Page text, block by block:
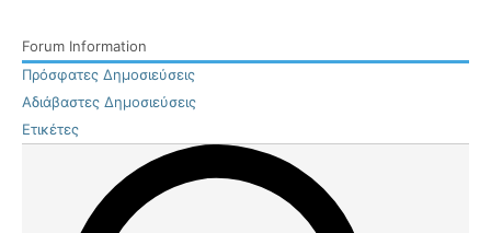
Forum Information
Πρόσφατες Δημοσιεύσεις
Αδιάβαστες Δημοσιεύσεις
Ετικέτες